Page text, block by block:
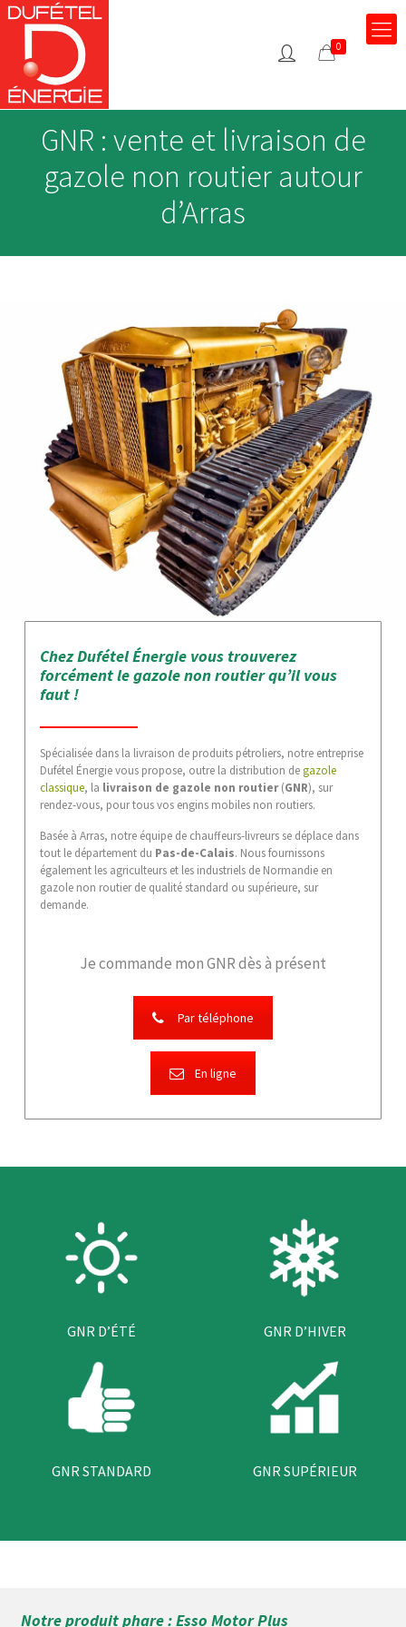
0
GNR : vente et livraison de
gazole non routier autour
d’Arras
Chez Dufétel Énergie vous trouverez
forcément le gazole non routier qu’il vous
faut !
Spécialisée dans la livraison de produits pétroliers, notre entreprise
Dufétel Énergie vous propose, outre la distribution degazole
classique, la livraison de gazole non routier(GNR), sur
rendez-vous, pour tous vos engins mobiles non routiers.
Basée à Arras, notre équipe de chauffeurs-livreurs se déplace dans
tout le département du Pas-de-Calais. Nous fournissons
également les agriculteurs et les industriels de Normandie en
gazole non routier de qualité standard ou supérieure, sur
demande.
Je commande mon GNR dès à présent
Par téléphone
En ligne
GNR D’ÉTÉ GNR D’HIVER
GNR STANDARD GNR SUPÉRIEUR
Notre produit phare : Esso Motor Plus